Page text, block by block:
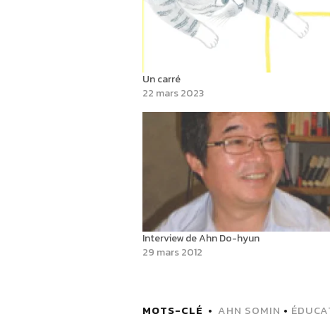
Un carré
22 mars 2023
Interview de Ahn Do-hyun
29 mars 2012
MOTS-CLÉ AHN SOMIN •